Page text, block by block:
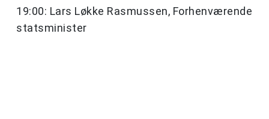
19:00: Lars Løkke Rasmussen, Forhenværende
statsminister